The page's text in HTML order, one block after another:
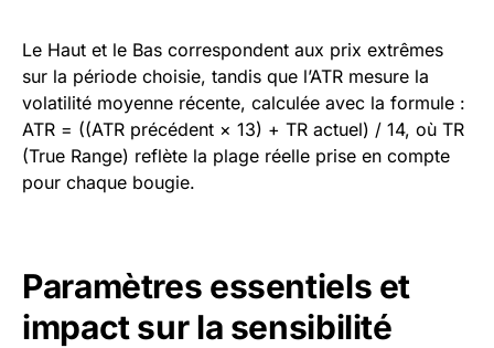
Le Haut et le Bas correspondent aux prix extrêmes
sur la période choisie, tandis que l’ATR mesure la
volatilité moyenne récente, calculée avec la formule :
ATR = ((ATR précédent × 13) + TR actuel) / 14, où TR
(True Range) reflète la plage réelle prise en compte
pour chaque bougie.
Paramètres essentiels et
impact sur la sensibilité